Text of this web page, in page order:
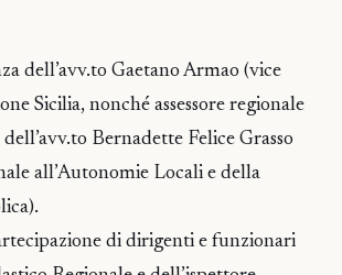
dell’avv.to Gaetano Armao (vice
Sicilia, nonché assessore regionale
Bernadette Felice Grasso
all’Autonomie Locali e della
di dirigenti e funzionari